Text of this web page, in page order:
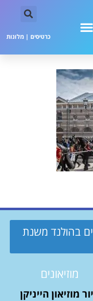
כרטיסים | מלונות
בהולנד משנת
מוזיאונים
מוזיאון הייניקן